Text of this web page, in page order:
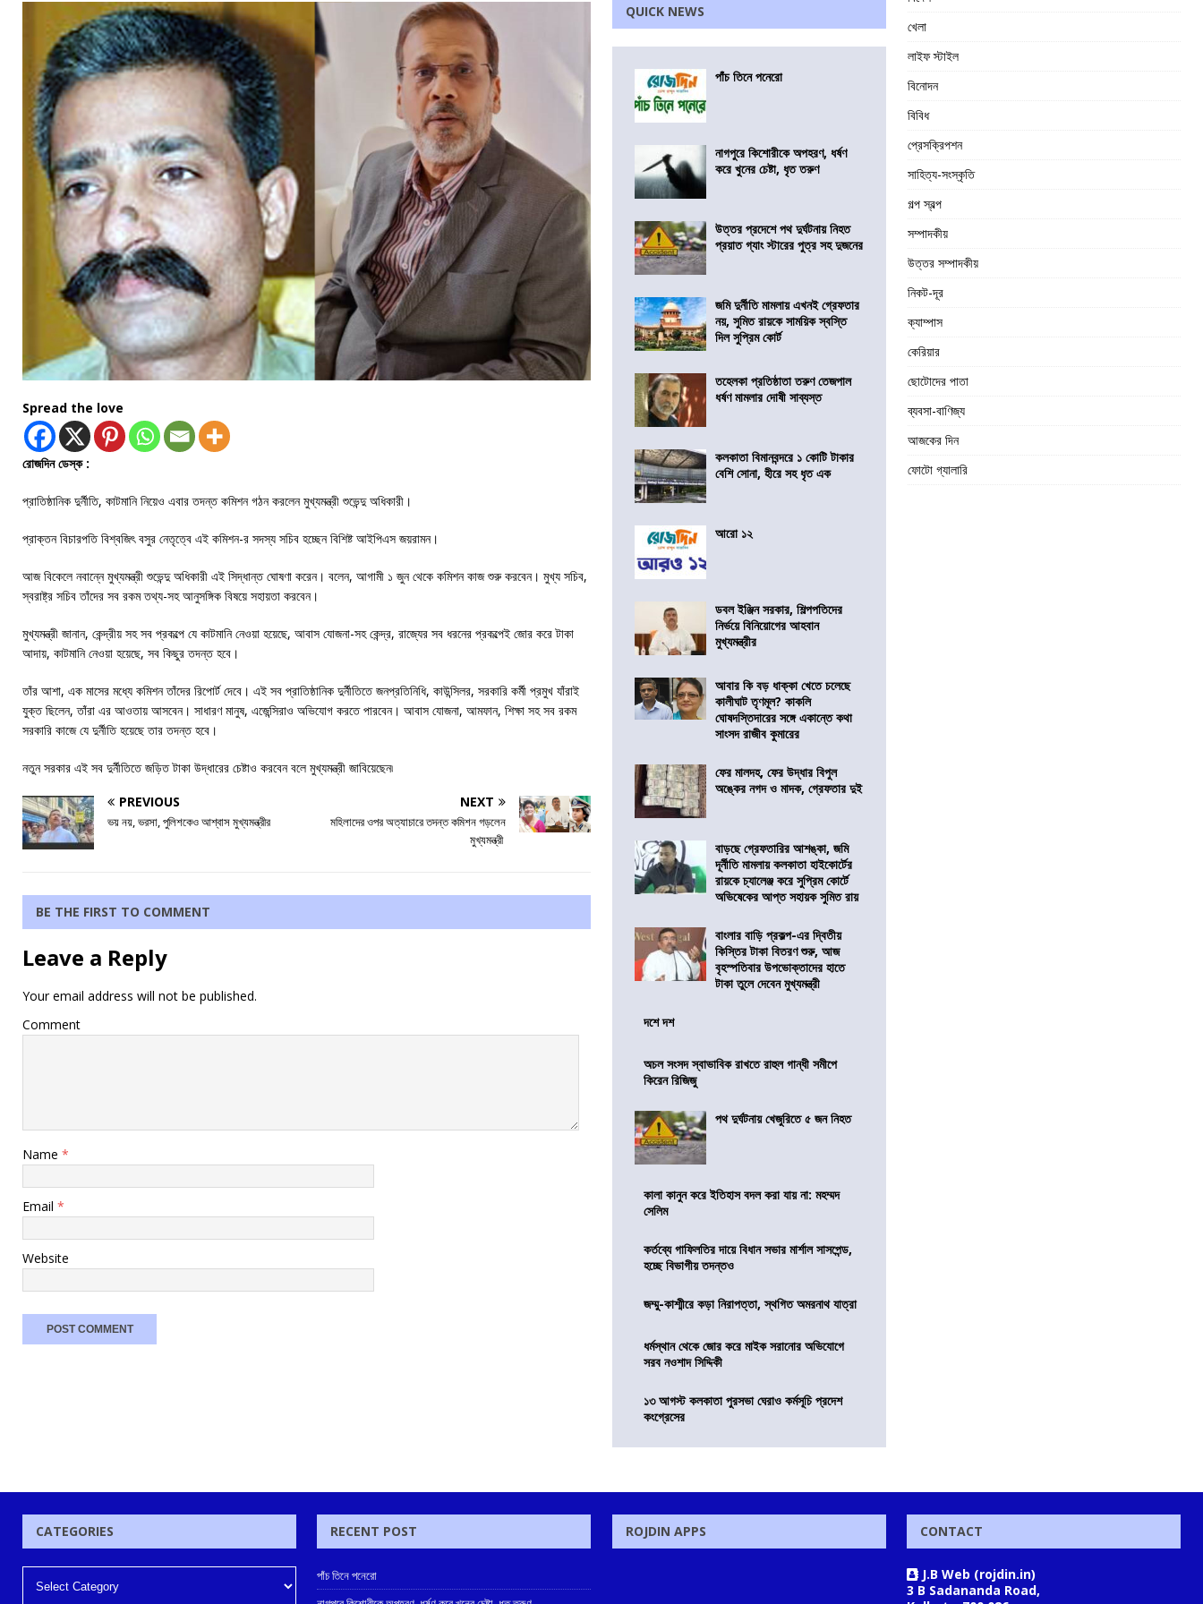
Spread the love
রোজদিন ডেস্ক :
প্রাতিষ্ঠানিক দুর্নীতি, কাটমানি নিয়েও এবার তদন্ত কমিশন গঠন করলেন মুখ্যমন্ত্রী শুভেন্দু অধিকারী।
প্রাক্তন বিচারপতি বিশ্বজিৎ বসুর নেতৃত্বে এই কমিশন-র সদস্য সচিব হচ্ছেন বিশিষ্ট আইপিএস জয়রামন।
আজ বিকেলে নবান্নে মুখ্যমন্ত্রী শুভেন্দু অধিকারী এই সিদ্ধান্ত ঘোষণা করেন। বলেন, আগামী ১ জুন থেকে কমিশন কাজ শুরু করবেন। মুখ্য সচিব,
স্বরাষ্ট্র সচিব তাঁদের সব রকম তথ্য-সহ আনুসঙ্গিক বিষয়ে সহায়তা করবেন।
মুখ্যমন্ত্রী জানান, কেন্দ্রীয় সহ সব প্রকল্পে যে কাটমানি নেওয়া হয়েছে, আবাস যোজনা-সহ কেন্দ্র, রাজ্যের সব ধরনের প্রকল্পেই জোর করে টাকা
আদায়, কাটমানি নেওয়া হয়েছে, সব কিছুর তদন্ত হবে।
তাঁর আশা, এক মাসের মধ্যে কমিশন তাঁদের রিপোর্ট দেবে। এই সব প্রাতিষ্ঠানিক দুর্নীতিতে জনপ্রতিনিধি, কাউন্সিলর, সরকারি কর্মী প্রমুখ যাঁরাই
যুক্ত ছিলেন, তাঁরা এর আওতায় আসবেন। সাধারণ মানুষ, এজেন্সিরাও অভিযোগ করতে পারবেন। আবাস যোজনা, আমফান, শিক্ষা সহ সব রকম
সরকারি কাজে যে দুর্নীতি হয়েছে তার তদন্ত হবে।
নতুন সরকার এই সব দুর্নীতিতে জড়িত টাকা উদ্ধারের চেষ্টাও করবেন বলে মুখ্যমন্ত্রী জাবিয়েছেন৷
PREVIOUS
ভয় নয়, ভরসা, পুলিশকেও আশ্বাস মুখ্যমন্ত্রীর
NEXT
মহিলাদের ওপর অত্যাচারে তদন্ত কমিশন গড়লেন
মুখ্যমন্ত্রী
BE THE FIRST TO COMMENT
Leave a Reply
Your email address will not be published.
Comment
Name *
Email *
Website
QUICK NEWS
পাঁচ তিনে পনেরো
নাগপুরে কিশোরীকে অপহরণ, ধর্ষণ
করে খুনের চেষ্টা, ধৃত তরুণ
উত্তর প্রদেশে পথ দুর্ঘটনায় নিহত
প্রয়াত গ্যাং স্টারের পুত্র সহ দুজনের
জমি দুর্নীতি মামলায় এখনই গ্রেফতার
নয়, সুমিত রায়কে সাময়িক স্বস্তি
দিল সুপ্রিম কোর্ট
তহেলকা প্রতিষ্ঠাতা তরুণ তেজপাল
ধর্ষণ মামলার দোষী সাব্যস্ত
কলকাতা বিমানবন্দরে ১ কোটি টাকার
বেশি সোনা, হীরে সহ ধৃত এক
আরো ১২
ডবল ইঞ্জিন সরকার, শিল্পপতিদের
নির্ভয়ে বিনিয়োগের আহবান
মুখ্যমন্ত্রীর
আবার কি বড় ধাক্কা খেতে চলেছে
কালীঘাট তৃণমূল? কাকলি
ঘোষদস্তিদারের সঙ্গে একান্তে কথা
সাংসদ রাজীব কুমারের
ফের মালদহ, ফের উদ্ধার বিপুল
অঙ্কের নগদ ও মাদক, গ্রেফতার দুই
বাড়ছে গ্রেফতারির আশঙ্কা, জমি
দূর্নীতি মামলায় কলকাতা হাইকোর্টের
রায়কে চ্যালেঞ্জ করে সুপ্রিম কোর্টে
অভিষেকের আপ্ত সহায়ক সুমিত রায়
বাংলার বাড়ি প্রকল্প-এর দ্বিতীয়
কিস্তির টাকা বিতরণ শুরু, আজ
বৃহস্পতিবার উপভোক্তাদের হাতে
টাকা তুলে দেবেন মুখ্যমন্ত্রী
দশে দশ
অচল সংসদ স্বাভাবিক রাখতে রাহুল গান্ধী সমীপে
কিরেন রিজিজু
পথ দুর্ঘটনায় খেজুরিতে ৫ জন নিহত
কালা কানুন করে ইতিহাস বদল করা যায় না: মহম্মদ
সেলিম
কর্তব্যে গাফিলতির দায়ে বিধান সভার মার্শাল সাসপেন্ড,
হচ্ছে বিভাগীয় তদন্তও
জম্মু-কাশ্মীরে কড়া নিরাপত্তা, স্থগিত অমরনাথ যাত্রা
ধর্মস্থান থেকে জোর করে মাইক সরানোর অভিযোগে
সরব নওশাদ সিদ্দিকী
১৩ আগস্ট কলকাতা পুরসভা ঘেরাও কর্মসূচি প্রদেশ
কংগ্রেসের
খেলা
লাইফ স্টাইল
বিনোদন
বিবিধ
প্রেসক্রিপশন
সাহিত্য-সংস্কৃতি
গল্প স্বল্প
সম্পাদকীয়
উত্তর সম্পাদকীয়
নিকট-দূর
ক্যাম্পাস
কেরিয়ার
ছোটোদের পাতা
ব্যবসা-বাণিজ্য
আজকের দিন
ফোটো গ্যালারি
CATEGORIES RECENT POST
পাঁচ তিনে পনেরো
ROJDIN APPS CONTACT
J.B Web (rojdin.in)
3 B Sadananda Road,